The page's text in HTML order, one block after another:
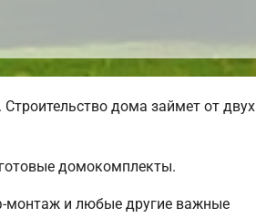
дома займет от двух
домокомплекты.
монтаж и любые другие важные